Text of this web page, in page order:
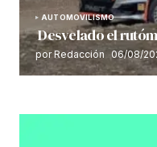
AUTOMOVILISMO
Desvelado el
por Redacción 06/08/